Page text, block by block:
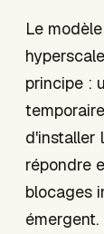
Le
principe :
d'installer
répondre
blocages